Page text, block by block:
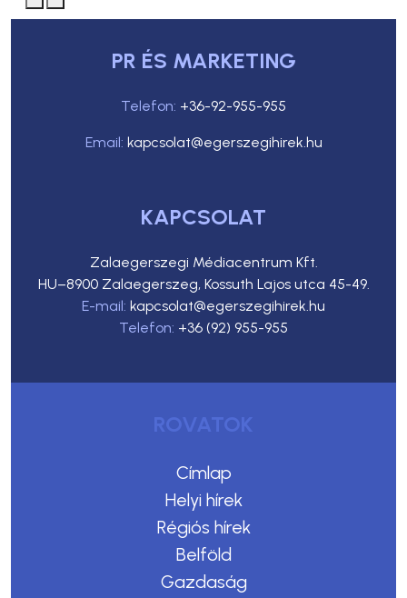
PR ÉS MARKETING
Telefon: +36-92-955-955
Email: kapcsolat@egerszegihirek.hu
KAPCSOLAT
Zalaegerszegi Médiacentrum Kft.
HU–8900 Zalaegerszeg, Kossuth Lajos utca 45-49.
E-mail: kapcsolat@egerszegihirek.hu
Telefon: +36 (92) 955-955
ROVATOK
Címlap
Helyi hírek
Régiós hírek
Belföld
Gazdaság